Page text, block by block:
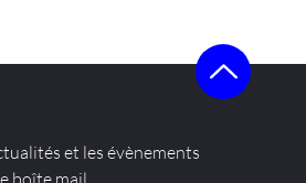
et les évènements
boîte mail.